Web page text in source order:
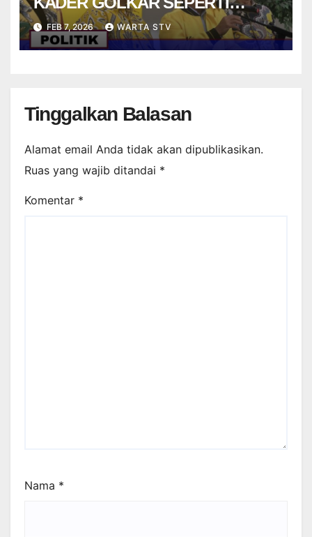
STRIKER DALAM PERMAINAN
FUTSAL
FEB 7, 2026 WARTA STV
Tinggalkan Balasan
Alamat email Anda tidak akan dipublikasikan.
Ruas yang wajib ditandai *
Komentar *
Nama *